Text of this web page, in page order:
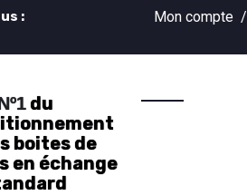
:
Mon compte /
du
boites de
en échange